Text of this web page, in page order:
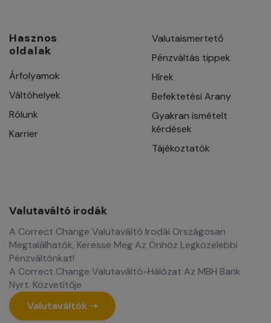
Hasznos
oldalak
Árfolyamok
Váltóhelyek
Rólunk
Karrier
Valutaismertető
Pénzváltás tippek
Hírek
Befektetési Arany
Gyakran ismételt
kérdések
Tájékoztatók
Valutaváltó irodák
A Correct Change Valutaváltó Irodái Országosan
Megtalálhatók, Keresse Meg Az Önhöz Legközelebbi
Pénzváltónkat!
A Correct Change Valutaváltó-Hálózat Az MBH Bank
Nyrt. Közvetítője
Valutaváltók ➝